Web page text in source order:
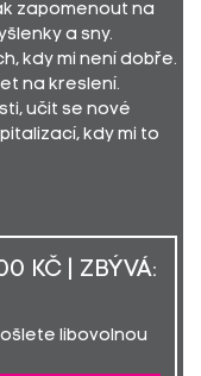
zapomenout na
a sny.
kdy mi není dobře.
na kreslení.
učit se nové
kdy mi to
KČ | ZBÝVÁ:
libovolnou